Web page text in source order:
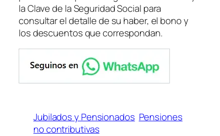
la Clave de la Seguridad Social para
consultar el detalle de su haber, el bono y
los descuentos que correspondan.
Jubilados y Pensionados Pensiones
no contributivas